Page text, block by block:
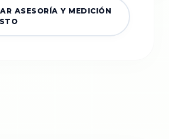
ASESORÍA Y MEDICIÓN